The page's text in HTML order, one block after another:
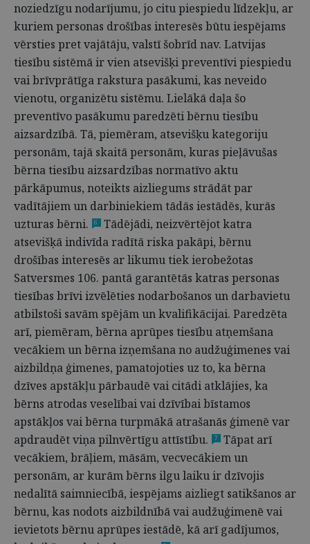
noziedzīgu nodarījumu, jo citu piespiedu līdzekļu, ar
kuriem personas drošības interesēs būtu iespējams
vērsties pret vajātāju, valstī šobrīd nav. Latvijas
tiesību sistēmā ir vien atsevišķi preventīvi piespiedu
vai brīvprātīga rakstura pasākumi, kas neveido
vienotu, organizētu sistēmu. Lielākā daļa šo
preventīvo pasākumu paredzēti bērnu tiesību
aizsardzībā. Tā, piemēram, atsevišķu kategoriju
personām, tajā skaitā personām, kuras pieļāvušas
bērna tiesību aizsardzības normatīvo aktu
pārkāpumus, noteikts aizliegums strādāt par
vadītājiem un darbiniekiem tādās iestādēs, kurās
uzturas bērni.
6
Tādējādi, neizvērtējot katra
atsevišķā indivīda radītā riska pakāpi, bērnu
drošības interesēs ar likumu tiek ierobežotas
Satversmes 106. pantā garantētās katras personas
tiesības brīvi izvēlēties nodarbošanos un darbavietu
atbilstoši savām spējām un kvalifikācijai. Paredzēta
arī, piemēram, bērna aprūpes tiesību atņemšana
vecākiem un bērna izņemšana no audžuģimenes vai
aizbildņa ģimenes, pamatojoties uz to, ka bērna
dzīves apstākļu pārbaudē vai citādi atklājies, ka
bērns atrodas veselībai vai dzīvībai bīstamos
apstākļos vai bērna turpmākā atrašanās ģimenē var
apdraudēt viņa pilnvērtīgu attīstību.
7
Tāpat arī
vecākiem, brāļiem, māsām, vecvecākiem un
personām, ar kurām bērns ilgu laiku ir dzīvojis
nedalītā saimniecībā, iespējams aizliegt satikšanos ar
bērnu, kas nodots aizbildnībā vai audžuģimenē vai
ievietots bērnu aprūpes iestādē, kā arī gadījumos,